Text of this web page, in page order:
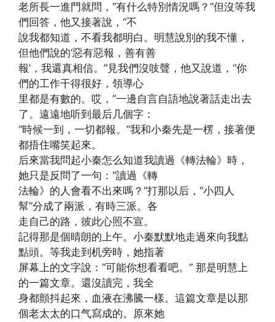
老所長一進門就問，“有什么特別情況嗎？”但沒等我
們回答，他又接著說，“不
說我都知道，不看我都明白。明慧說別的我不懂，
但他們說的‘惡有惡報，善有善
報’，我還真相信。”見我們沒吱聲，他又說道，“你
們的工作干得很好，領導心
里都是有數的。哎，”一邊自言自語地說著話走出去
了。遠遠地听到最后几個字：
“時候一到，一切都報。”我和小秦先是一楞，接著便
都捂住嘴笑起來。
后來當我問起小秦怎么知道我讀過《轉法輪》時，
她只是反問了一句：“讀過《轉
法輪》的人會看不出來嗎？”打那以后，“小四人
幫”分成了兩派，有時三派。各
走自己的路，彼此心照不宣。
記得那是個晴朗的上午。小秦默默地走過來向我點
點頭。等我走到机旁時，她指著
屏幕上的文字說：“可能你想看看吧。” 那是明慧上
的一篇文章。還沒讀完，我全
身都顫抖起來，血液在沸騰一樣。這篇文章是以那
個老太太的口气寫成的。原來她